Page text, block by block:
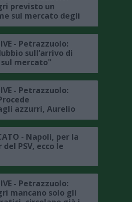
previsto un
sul mercato degli
- Petrazzuolo:
sull’arrivo di
mercato"
- Petrazzuolo:
azzurri, Aurelio
vuole cedere il club
ultime sul mercato"
- Napoli, per la
PSV, ecco le
- Petrazzuolo:
mancano solo gli